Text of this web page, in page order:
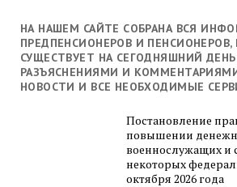
НА НАШЕМ САЙТЕ СОБРАНА ВСЯ
ПРЕДПЕНСИОНЕРОВ И ПЕНСИОНЕРОВ,
СУЩЕСТВУЕТ НА СЕГОДНЯШНИЙ
РАЗЪЯСНЕНИЯМИ И
НОВОСТИ И ВСЕ НЕОБХОДИМЫЕ
Постановление
повышении
военнослужащих и
некоторых
октября 2026 года